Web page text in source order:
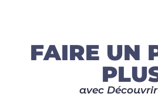
FAIRE UN
avec